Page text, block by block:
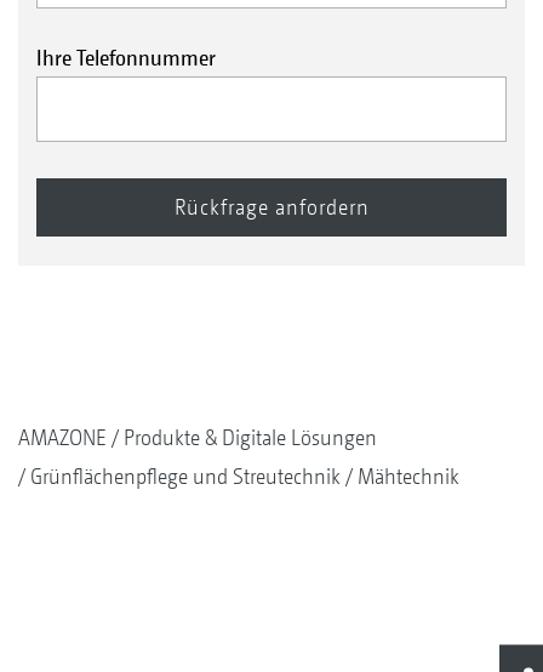
Ihre Telefonnummer
AMAZONE
Produkte & Digitale Lösungen
Grünflächenpflege und Streutechnik
Mähtechnik